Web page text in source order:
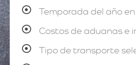
Temporada del año
Costos de aduanas e
Tipo de transporte